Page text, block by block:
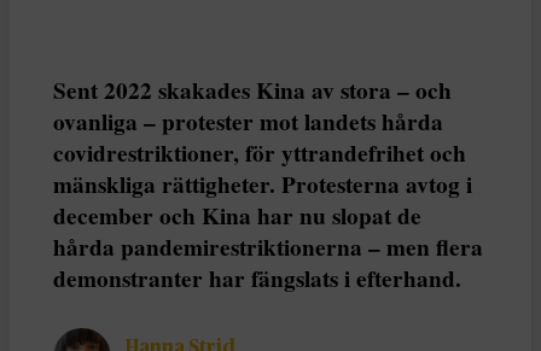
Sent 2022 skakades Kina av stora – och
ovanliga – protester mot landets hårda
covidrestriktioner, för yttrandefrihet och
mänskliga rättigheter. Protesterna avtog i
december och Kina har nu slopat de
hårda pandemirestriktionerna – men flera
demonstranter har fängslats i efterhand.